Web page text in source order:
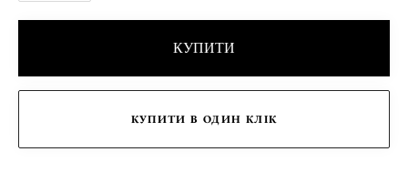
КУПИТИ
КУПИТИ В ОДИН КЛІК